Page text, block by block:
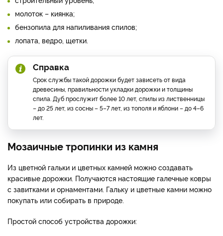
молоток – киянка;
бензопила для напиливания спилов;
лопата, ведро, щетки.
Справка
Срок службы такой дорожки будет зависеть от вида
древесины, правильности укладки дорожки и толщины
спила. Дуб прослужит более 10 лет, спилы из лиственницы
– до 25 лет, из сосны – 5–7 лет, из тополя и яблони – до 4–6
лет.
Мозаичные тропинки из камня
Из цветной гальки и цветных камней можно создавать
красивые дорожки. Получаются настоящие галечные ковры
с завитками и орнаментами. Гальку и цветные камни можно
покупать или собирать в природе.
Простой способ устройства дорожки: